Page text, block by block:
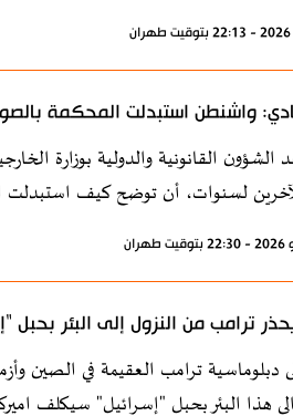
واشنطن استبدلت المحكمة
القانونية والدولية بوزارة
لسنوات، أن توضح كيف استبدلت
ترامب من النزول إلى البئر بحبل
دبلوماسية ترامب العقيمة في الصين
هذا البئر بحبل "إسرائيل" سيكلف